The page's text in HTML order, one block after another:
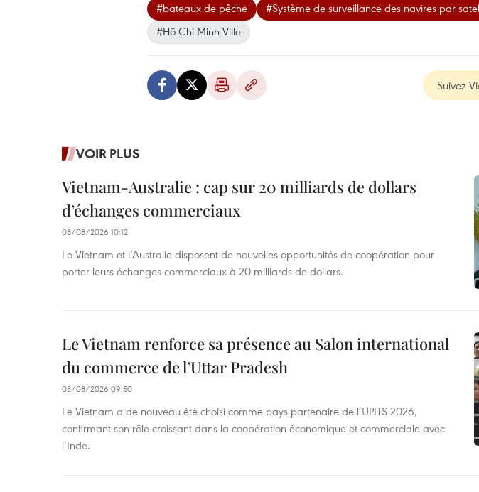
#bateaux de pêche
#Système de surveillance des navires par
#Hô Chi Minh-Ville
Suivez
VOIR PLUS
Vietnam-Australie : cap sur 20 milliards de dollars
d’échanges commerciaux
08/08/2026 10:12
Le Vietnam et l’Australie disposent de nouvelles opportunités de coopération pour
porter leurs échanges commerciaux à 20 milliards de dollars.
Le Vietnam renforce sa présence au Salon international
du commerce de l’Uttar Pradesh
08/08/2026 09:50
Le Vietnam a de nouveau été choisi comme pays partenaire de l’UPITS 2026,
confirmant son rôle croissant dans la coopération économique et commerciale avec
l’Inde.